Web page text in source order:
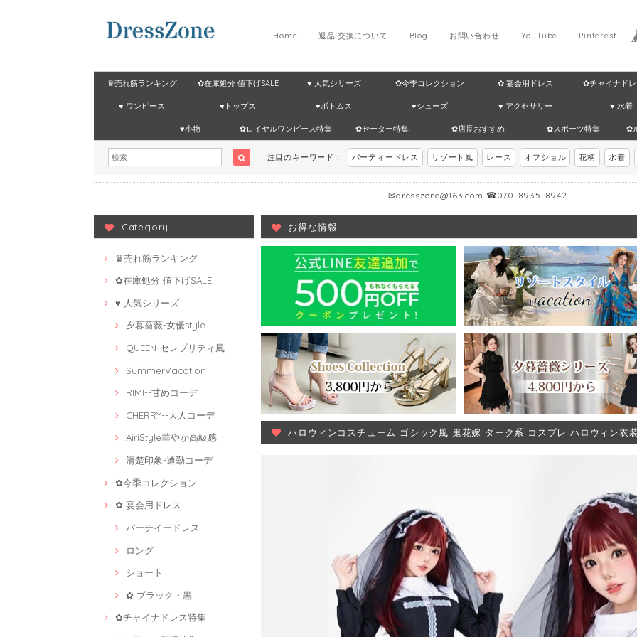
Pinterest
YouTube
お問い合わせ
Blog
返品·交換について
Home
♛売れ筋ランキング ✿在庫処分 値下げSALE ♥ 人気シリーズ ✿今季コレクション ✿ 宴会用ドレス ✿チャイナド
♥ ワンピース ♥トップス ♥ボトムス ♥シューズ ♥ アクセサリー ♥ 水着
♥小物 ✿ロイヤルワンピース特集 ✿セーター特集 ✿店長おすすめ ✿スポーツ特集 ✿
注目のキーワード： パーティードレス リゾート風 レース オフショル 花柄 水着
✉dresszone@163.com ☎070-8935-8942
Category
♛売れ筋ランキング
✿在庫処分 値下げSALE
♥ 人気シリーズ
夕暮薔薇-女優style
QUEEN-セレブリティ風
SummerVacation
RIMI--甘めコーデ
CHERRY--大人コーデ
AiriStyle華やか高級感
清楚印象-通勤コーデ
✿今季コレクション
✿ 宴会用ドレス
パーテイードレス
ロング
ショート
✿ ブラック・黒
✿チャイナドレス特集
お得な情報
ハロウィンコスチューム ゴシック風 鬼花嫁 ダーク系 コスプレ ハロウィン衣